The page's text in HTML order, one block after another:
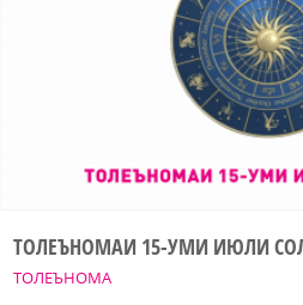
ТОЛЕЪНОМА
ТОЛЕЪНОМАИ 15-УМИ ИЮЛИ